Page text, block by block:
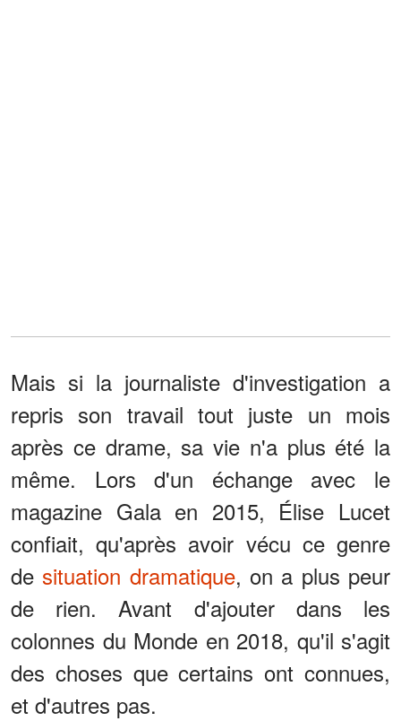
Mais si la journaliste d'investigation a
repris son travail tout juste un mois
après ce drame, sa vie n'a plus été la
même. Lors d'un échange avec le
magazine Gala en 2015, Élise Lucet
confiait, qu'après avoir vécu ce genre
de situation dramatique, on a plus peur
de rien. Avant d'ajouter dans les
colonnes du Monde en 2018, qu'il s'agit
des choses que certains ont connues,
et d'autres pas.